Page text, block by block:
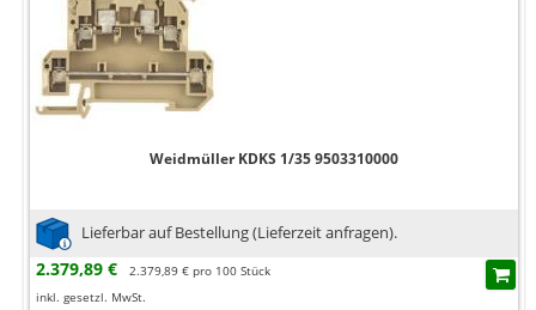
Weidmüller KDKS 1/35 9503310000
Lieferbar auf Bestellung (Lieferzeit anfragen).
2.379,89 €
2.379,89 € pro 100 Stück
inkl. gesetzl. MwSt.